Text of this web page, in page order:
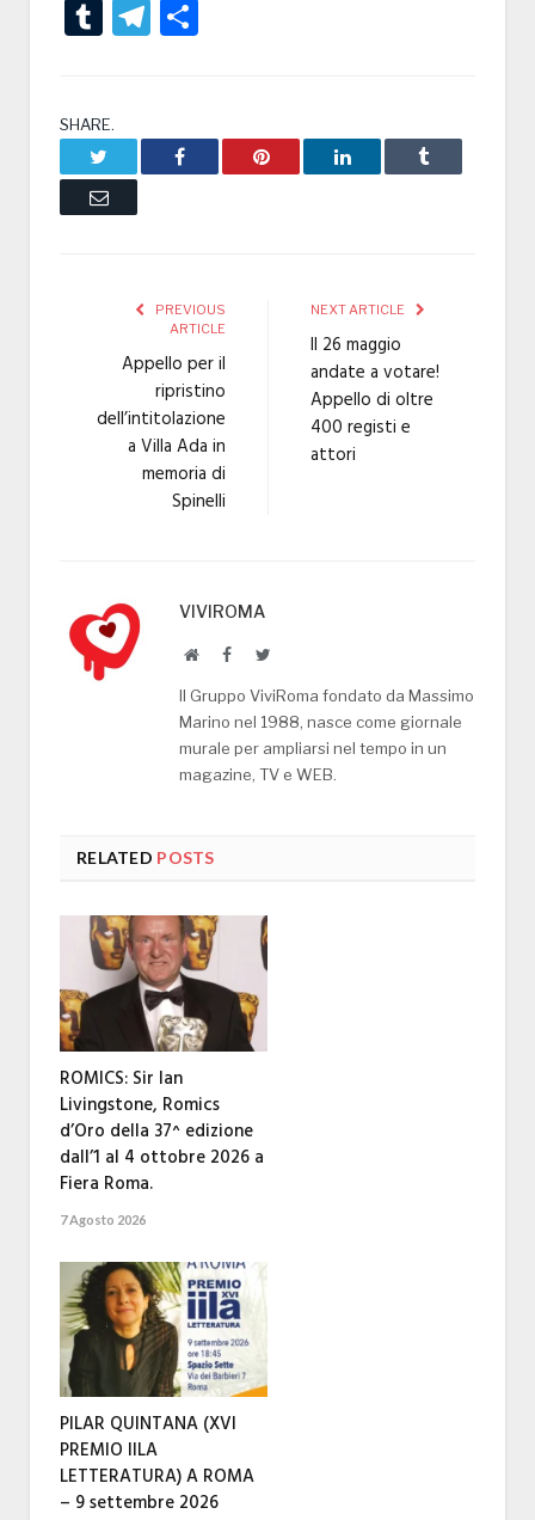
TumblrTelegram
SHARE.
Facebook Pinterest LinkedIn Tumblr
Email
PREVIOUS
ARTICLE
Appello per il
ripristino
dell’intitolazione
a Villa Ada in
memoria di
Spinelli
NEXT ARTICLE
Il 26 maggio
andate a votare!
Appello di oltre
400 registi e
attori
VIVIROMA
WebsiteFacebookTwitter
Il Gruppo ViviRoma fondato da Massimo
Marino nel 1988, nasce come giornale
murale per ampliarsi nel tempo in un
magazine, TV e WEB.
RELATED POSTS
ROMICS: Sir Ian
Livingstone, Romics
d’Oro della 37^ edizione
dall’1 al 4 ottobre 2026 a
Fiera Roma.
7 Agosto 2026
PILAR QUINTANA (XVI
PREMIO IILA
LETTERATURA) A ROMA
– 9 settembre 2026